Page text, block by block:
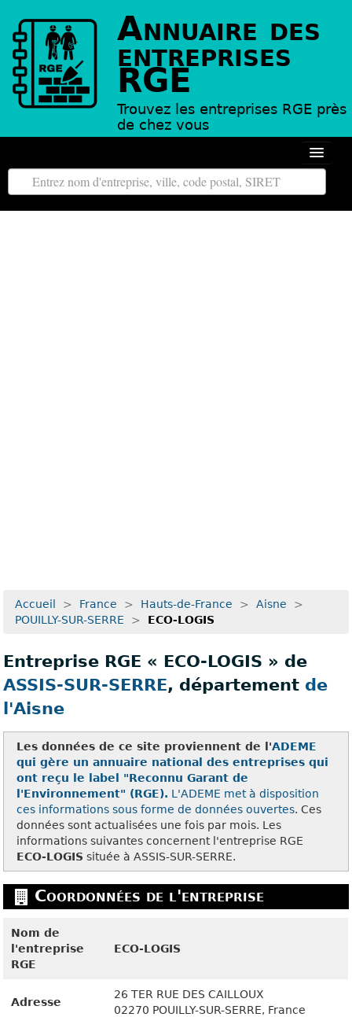
Annuaire des
entreprises
RGE
Trouvez les entreprises RGE près
de chez vous
Autour de moi
Accueil > France > Hauts-de-France > Aisne
>
POUILLY-SUR-SERRE
> ECO-LOGIS
Entreprise RGE « ECO-LOGIS » de
ASSIS-SUR-SERRE, département de
l'Aisne
Les données de ce site proviennent de l'ADEME
qui gère un annuaire national des entreprises qui
ont reçu le label "Reconnu Garant de
l'Environnement" (RGE). L'ADEME met à disposition
ces informations sous forme de données ouvertes. Ces
données sont actualisées une fois par mois. Les
informations suivantes concernent l'entreprise RGE
ECO-LOGIS située à ASSIS-SUR-SERRE.
Coordonnées de l'entreprise
Nom de
l'entreprise
RGE
ECO-LOGIS
Adresse
26 TER RUE DES CAILLOUX
02270 POUILLY-SUR-SERRE, France